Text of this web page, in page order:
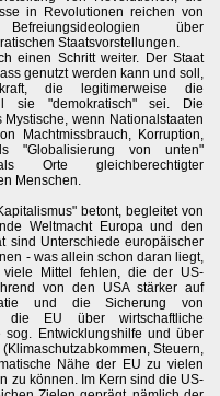
in Revolutionen reichen von
über
Staatsvorstellungen.
einen Schritt weiter. Der Staat
genutzt werden kann und soll,
die legitimerweise die
sie "demokratisch" sei. Die
wenn Nationalstaaten
Machtmissbrauch, Korruption,
"Globalisierung von unten"
Orte gleichberechtigter
Menschen.
betont, begleitet von
Weltmacht Europa und den
sind Unterschiede europäischer
- was allein schon daran liegt,
viele Mittel fehlen, die der US-
von den USA stärker auf
und die Sicherung von
die EU über wirtschaftliche
sog. Entwicklungshilfe und über
Steuern,
Nähe der EU zu vielen
zu können. Im Kern sind die US-